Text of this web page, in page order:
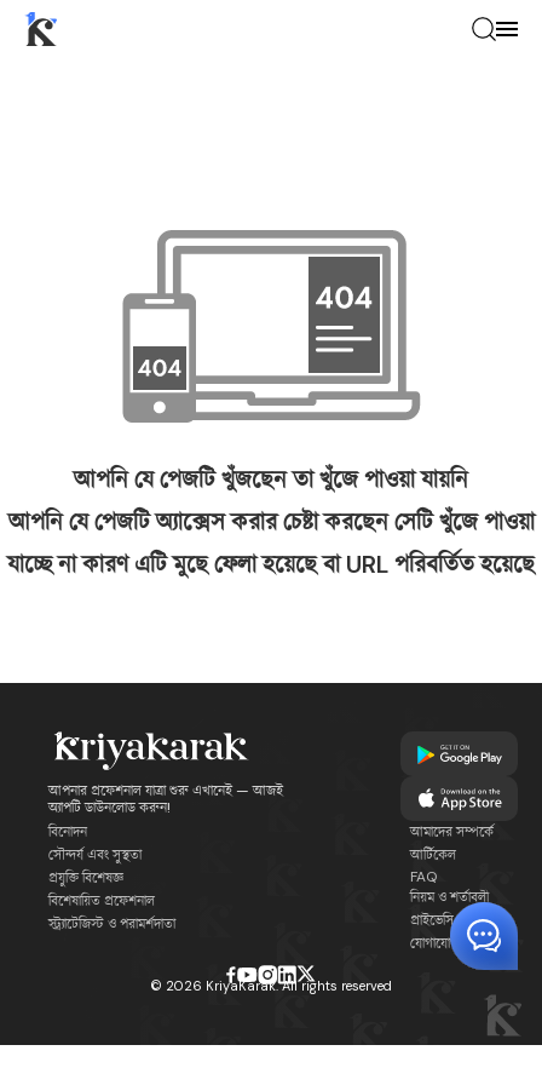
আপনি যে পেজটি খুঁজছেন তা খুঁজে পাওয়া যায়নি
আপনি যে পেজটি অ্যাক্সেস করার চেষ্টা করছেন সেটি খুঁজে পাওয়া
যাচ্ছে না কারণ এটি মুছে ফেলা হয়েছে বা URL পরিবর্তিত হয়েছে
আপনার প্রফেশনাল যাত্রা শুরু এখানেই — আজই
অ্যাপটি ডাউনলোড করুন!
বিনোদন
সৌন্দর্য এবং সুস্থতা
প্রযুক্তি বিশেষজ্ঞ
বিশেষায়িত প্রফেশনাল
স্ট্র্যাটেজিস্ট ও পরামর্শদাতা
আমাদের সম্পর্কে
আর্টিকেল
FAQ
নিয়ম ও শর্তাবলী
প্রাইভেসি পলিসি
যোগাযোগ
© 2026 KriyaKarak. All rights reserved